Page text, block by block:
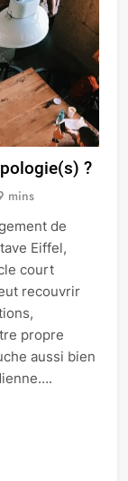
?
mins
de
Eiffel,
court
recouvrir
propre
aussi bien